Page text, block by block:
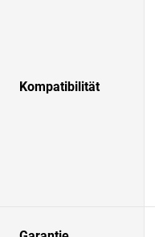
Kompatibilität